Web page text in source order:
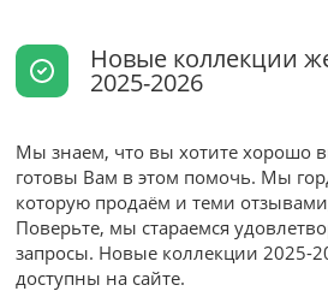
Новые коллекции
2025-2026
Мы знаем, что вы хотите хорошо
готовы Вам в этом помочь. Мы
которую продаём и теми
Поверьте, мы стараемся
запросы. Новые коллекции 2025-
доступны на сайте.